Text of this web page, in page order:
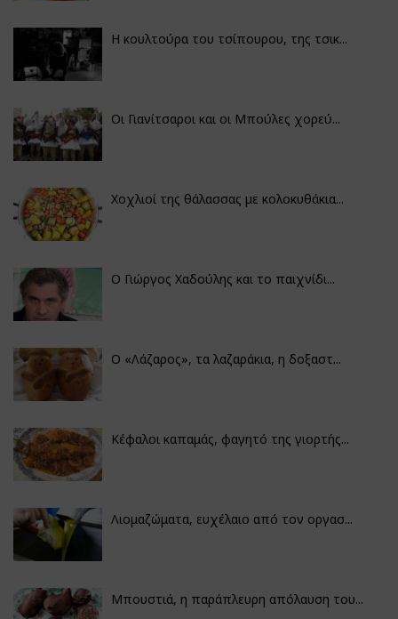
Η κουλτούρα του τσίπουρου, της τσικ...
Οι Γιανίτσαροι και οι Μπούλες χορεύ...
Χοχλιοί της θάλασσας με κολοκυθάκια...
Ο Γιώργος Χαδούλης και το παιχνίδι...
Ο «Λάζαρος», τα λαζαράκια, η δοξαστ...
Κέφαλοι καπαμάς, φαγητό της γιορτής...
Λιομαζώματα, ευχέλαιο από τον οργασ...
Μπουστιά, η παράπλευρη απόλαυση του...